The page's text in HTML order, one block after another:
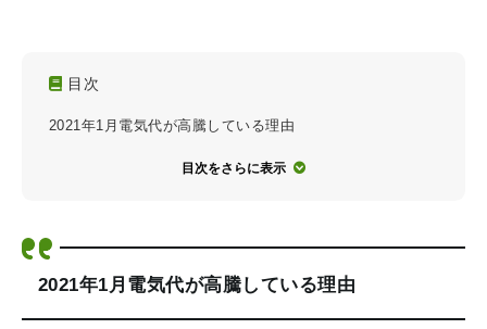
目次
2021年1月電気代が高騰している理由
目次をさらに表示
2021年1月電気代が高騰している理由